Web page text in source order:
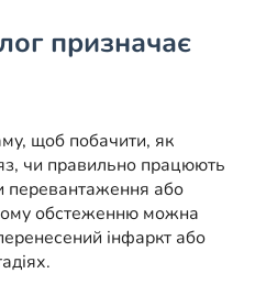
призначає
щоб побачити, як
чи правильно працюють
перевантаження або
обстеженню можна
інфаркт або